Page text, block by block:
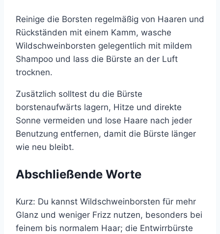
Reinige die Borsten regelmäßig von Haaren und
Rückständen mit einem Kamm, wasche
Wildschweinborsten gelegentlich mit mildem
Shampoo und lass die Bürste an der Luft
trocknen.
Zusätzlich solltest du die Bürste
borstenaufwärts lagern, Hitze und direkte
Sonne vermeiden und lose Haare nach jeder
Benutzung entfernen, damit die Bürste länger
wie neu bleibt.
Abschließende Worte
Kurz: Du kannst Wildschweinborsten für mehr
Glanz und weniger Frizz nutzen, besonders bei
feinem bis normalem Haar; die Entwirrbürste